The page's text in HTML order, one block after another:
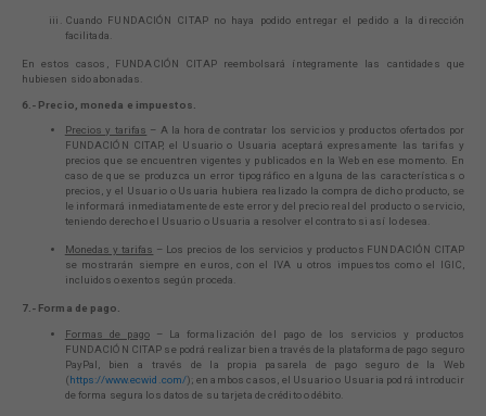
Cuando FUNDACIÓN CITAP no haya podido entregar el pedido a la dirección
facilitada.
En estos casos, FUNDACIÓN CITAP reembolsará íntegramente las cantidades que
hubiesen sido abonadas.
6.- Precio, moneda e impuestos.
Precios y tarifas – A la hora de contratar los servicios y productos ofertados por
FUNDACIÓN CITAP, el Usuario o Usuaria aceptará expresamente las tarifas y
precios que se encuentren vigentes y publicados en la Web en ese momento. En
caso de que se produzca un error tipográfico en alguna de las características o
precios, y el Usuario o Usuaria hubiera realizado la compra de dicho producto, se
le informará inmediatamente de este error y del precio real del producto o servicio,
teniendo derecho el Usuario o Usuaria a resolver el contrato si así lo desea.
Monedas y tarifas – Los precios de los servicios y productos FUNDACIÓN CITAP
se mostrarán siempre en euros, con el IVA u otros impuestos como el IGIC,
incluidos o exentos según proceda.
7.- Forma de pago.
Formas de pago– La formalización del pago de los servicios y productos
FUNDACIÓN CITAP se podrá realizar bien a través de la plataforma de pago seguro
PayPal, bien a través de la propia pasarela de pago seguro de la Web
(https://www.ecwid.com/); en ambos casos, el Usuario o Usuaria podrá introducir
de forma segura los datos de su tarjeta de crédito o débito.